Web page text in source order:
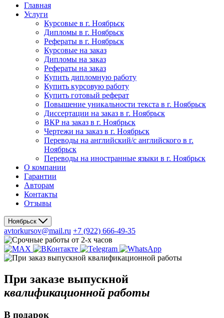
Главная
Услуги
Курсовые в г. Ноябрьск
Дипломы в г. Ноябрьск
Рефераты в г. Ноябрьск
Курсовые на заказ
Дипломы на заказ
Рефераты на заказ
Купить дипломную работу
Купить курсовую работу
Купить готовый реферат
Повышение уникальности текста в г. Ноябрьск
Диссертации на заказ в г. Ноябрьск
ВКР на заказ в г. Ноябрьск
Чертежи на заказ в г. Ноябрьск
Переводы на английский/с английского в г.
Ноябрьск
Переводы на иностранные языки в г. Ноябрьск
О компании
Гарантии
Авторам
Контакты
Отзывы
Ноябрьск
avtorkursov@mail.ru +7 (922) 666-49-35
При заказе выпускной
квалификационной работы
В подарок